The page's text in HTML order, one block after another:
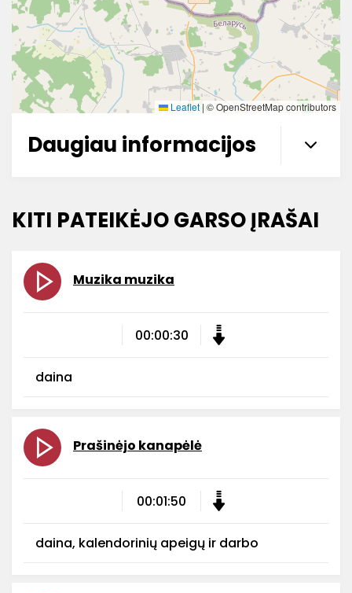
Leaflet | © OpenStreetMap contributors
Daugiau informacijos
KITI PATEIKĖJO GARSO ĮRAŠAI
Muzika muzika
00:00:30
daina
Prašinėjo kanapėlė
00:01:50
daina, kalendorinių apeigų ir darbo